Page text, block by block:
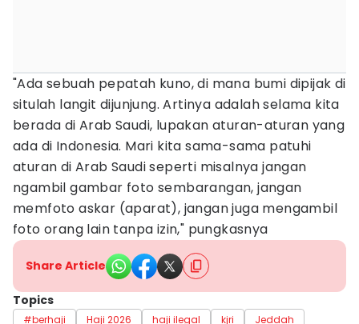
"Ada sebuah pepatah kuno, di mana bumi dipijak di
situlah langit dijunjung. Artinya adalah selama kita
berada di Arab Saudi, lupakan aturan-aturan yang
ada di Indonesia. Mari kita sama-sama patuhi
aturan di Arab Saudi seperti misalnya jangan
ngambil gambar foto sembarangan, jangan
memfoto askar (aparat), jangan juga mengambil
foto orang lain tanpa izin," pungkasnya
Share Article
Topics
#berhaji Haji 2026 haji ilegal kjri Jeddah